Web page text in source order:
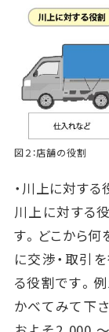
図２：店舗の役割
・川上に対する
川上に対する
す。どこから
に交渉・取引
る役割です。
かべてみて下